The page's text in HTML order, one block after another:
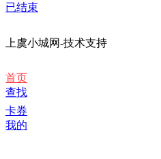
已结束
上虞小城网-技术支持
首页
查找
卡券
我的